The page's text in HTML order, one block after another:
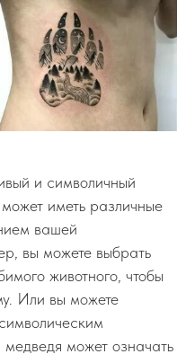
и символичный
иметь различные
вашей
вы можете выбрать
животного, чтобы
Или вы можете
может означать